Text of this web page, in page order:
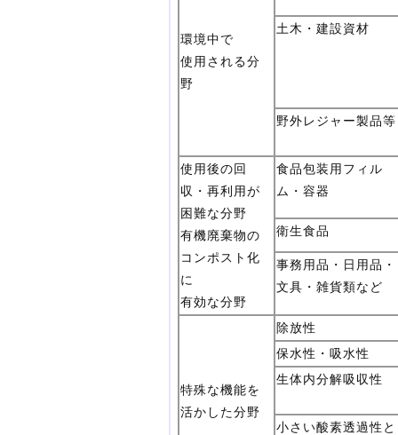
環境中で
使用される分
野
土木・建設資材
野外レジャー製品等
使用後の回
収・再利用が
困難な分野
有機廃棄物の
コンポスト化
に
有効な分野
食品包装用フィル
ム・容器
衛生食品
事務用品・日用品・
文具・雑貨類など
特殊な機能を
活かした分野
除放性
保水性・吸水性
生体内分解吸収性
小さい酸素透過性と